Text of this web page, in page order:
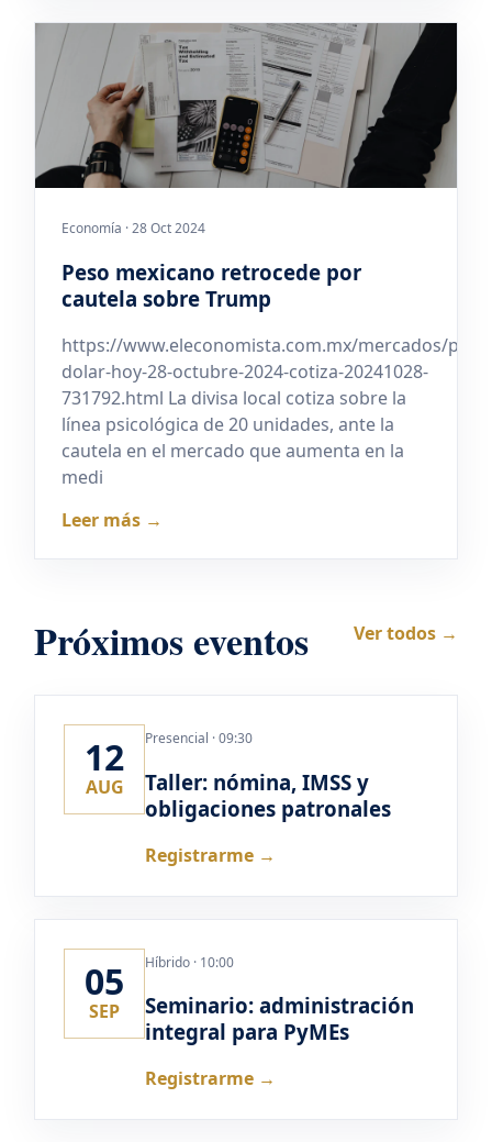
Economía · 28 Oct 2024
Peso mexicano retrocede por
cautela sobre Trump
https://www.eleconomista.com.mx/mercados/
dolar-hoy-28-octubre-2024-cotiza-20241028-
731792.html La divisa local cotiza sobre la
línea psicológica de 20 unidades, ante la
cautela en el mercado que aumenta en la
medi
Leer más →
Próximos eventos Ver todos →
12
AUG
Presencial · 09:30
Taller: nómina, IMSS y
obligaciones patronales
Registrarme →
05
SEP
Híbrido · 10:00
Seminario: administración
integral para PyMEs
Registrarme →